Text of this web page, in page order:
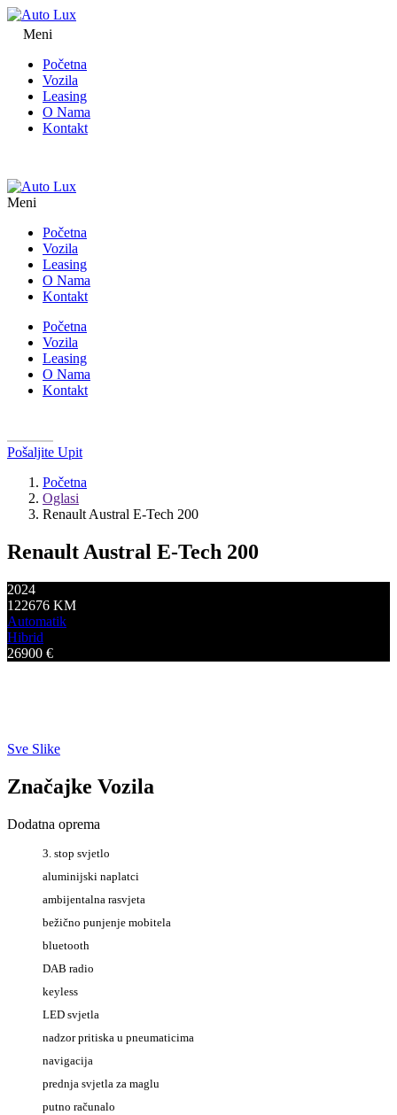
Meni
Početna
Vozila
Leasing
O Nama
Kontakt
Meni
Početna
Vozila
Leasing
O Nama
Kontakt
Početna
Vozila
Leasing
O Nama
Kontakt
Pošaljite Upit
Početna
Oglasi
Renault Austral E-Tech 200
Renault Austral E-Tech 200
2024
122676 KM
Automatik
Hibrid
26900 €
Sve Slike
Značajke Vozila
Dodatna oprema
3. stop svjetlo
aluminijski naplatci
ambijentalna rasvjeta
bežično punjenje mobitela
bluetooth
DAB radio
keyless
LED svjetla
nadzor pritiska u pneumaticima
navigacija
prednja svjetla za maglu
putno računalo